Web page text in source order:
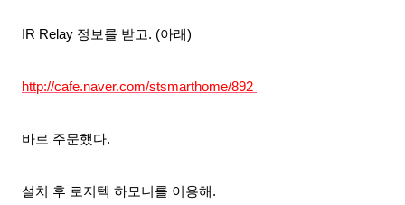
IR Relay 정보를 받고. (아래)
http://cafe.naver.com/stsmarthome/892
바로 주문했다.
설치 후 로지텍 하모니를 이용해.